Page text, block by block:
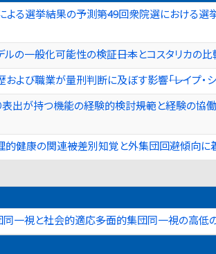
よる選挙結果の予測――第49回衆院選における
の一般化可能性の検証――日本とコスタリカの
よび職業が量刑判断に及ぼす影響――「レイプ
出が持つ機能の経験的検討――規範と経験の
健康の関連――被差別知覚と外集団回避傾向に
一視と社会的適応――多面的集団同一視の高低の